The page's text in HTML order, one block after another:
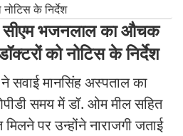
के निर्देश
सीएम भजनलाल का औचक
को नोटिस के निर्देश
सवाई मानसिंह अस्पताल का
समय में डॉ. ओम मील सहित
पर उन्होंने नाराजगी जताई